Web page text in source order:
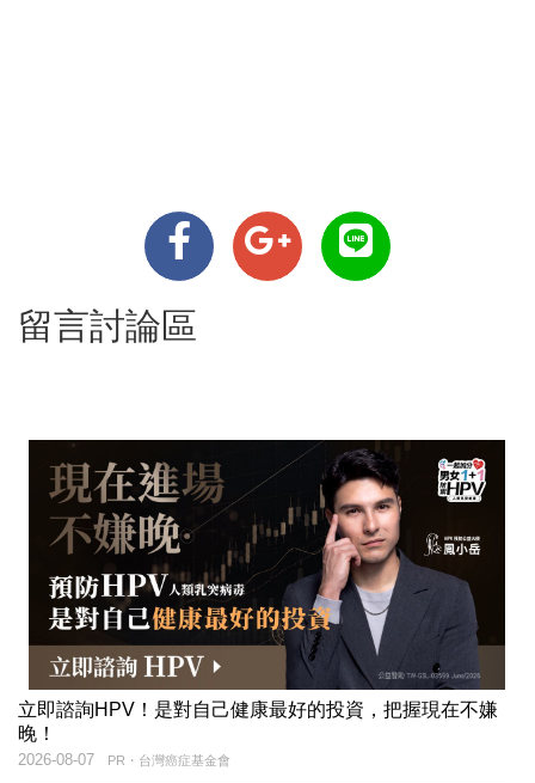
留言討論區
立即諮詢HPV！是對自己健康最好的投資，把握現在不嫌
晚！
PR・台灣癌症基金會
2026-08-07